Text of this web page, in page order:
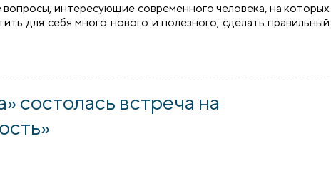
интересующие современного человека, на которых
для себя много нового и полезного, сделать правильный
состолась встреча на